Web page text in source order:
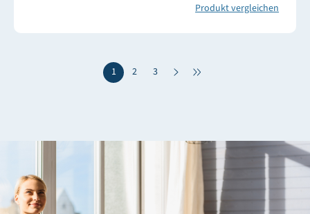
Produkt vergleichen
1 2 3